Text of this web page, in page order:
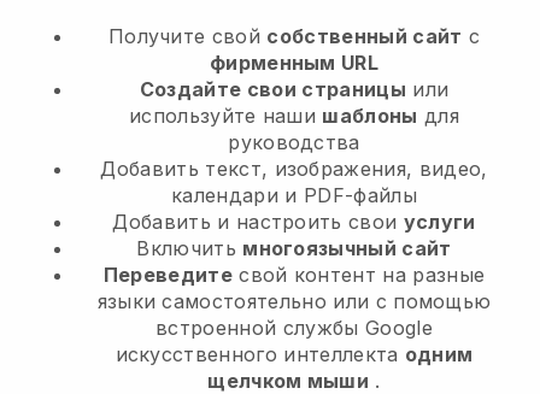
Получите свой собственный сайт с
фирменным URL
Создайте свои страницы или
используйте наши шаблоны для
руководства
Добавить текст, изображения, видео,
календари и PDF-файлы
Добавить и настроить свои услуги
Включить многоязычный сайт
Переведитесвой контент на разные
языки самостоятельно или с помощью
встроенной службы Google
искусственного интеллекта одним
щелчком мыши .